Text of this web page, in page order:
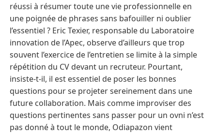
réussi à résumer toute une vie professionnelle en
une poignée de phrases sans bafouiller ni oublier
l’essentiel ? Eric Texier, responsable du Laboratoire
innovation de l’Apec, observe d’ailleurs que trop
souvent l’exercice de l’entretien se limite à la simple
répétition du CV devant un recruteur. Pourtant,
insiste-t-il, il est essentiel de poser les bonnes
questions pour se projeter sereinement dans une
future collaboration. Mais comme improviser des
questions pertinentes sans passer pour un ovni n’est
pas donné à tout le monde, Odiapazon vient